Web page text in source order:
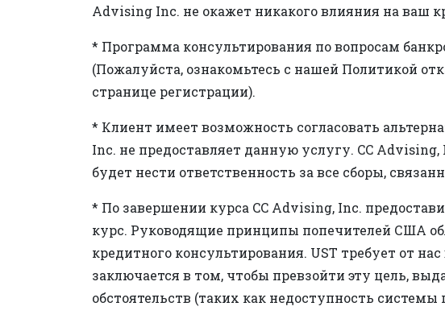
Advising Inc. не окажет никакого влияния на ваш
* Программа консультирования по вопросам
(Пожалуйста, ознакомьтесь с нашей Политикой
странице регистрации).
* Клиент имеет возможность согласовать
Inc. не предоставляет данную услугу. CC
будет нести ответственность за все сборы,
* По завершении курса CC Advising, Inc.
курс. Руководящие принципы попечителей США
кредитного консультирования. UST требует от
заключается в том, чтобы превзойти эту цель,
обстоятельств (таких как недоступность системы